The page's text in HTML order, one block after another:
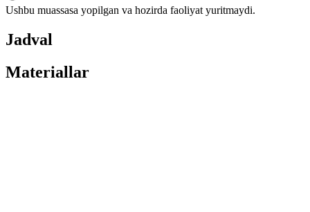
Ushbu muassasa yopilgan va hozirda faoliyat yuritmaydi.
Jadval
Materiallar